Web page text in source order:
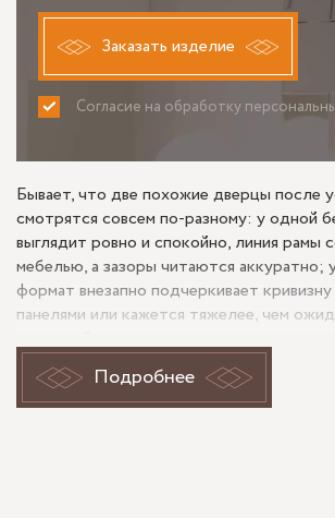
Заказать изделие
Согласие на обработку
ПРИНИМАЮ НЕ
Бывает, что две похожие дверцы после
смотрятся совсем по-разному: у одной
выглядит ровно и спокойно, линия рамы
мебелью, а зазоры читаются аккуратно;
формат внезапно подчеркивает
панелями или кажется тяжелее, чем
раме разницу обычно создают не общие
материале, а пропорции, оттенок
рамки и то, как изделие встает в уже
Подробнее